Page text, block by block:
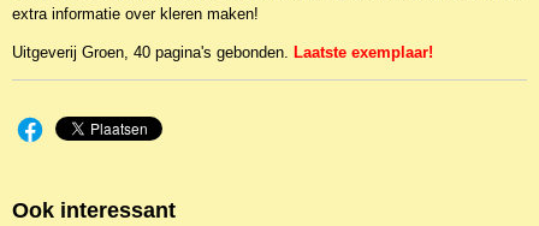
extra informatie over kleren maken!
Uitgeverij Groen, 40 pagina's gebonden. Laatste exemplaar!
Ook interessant